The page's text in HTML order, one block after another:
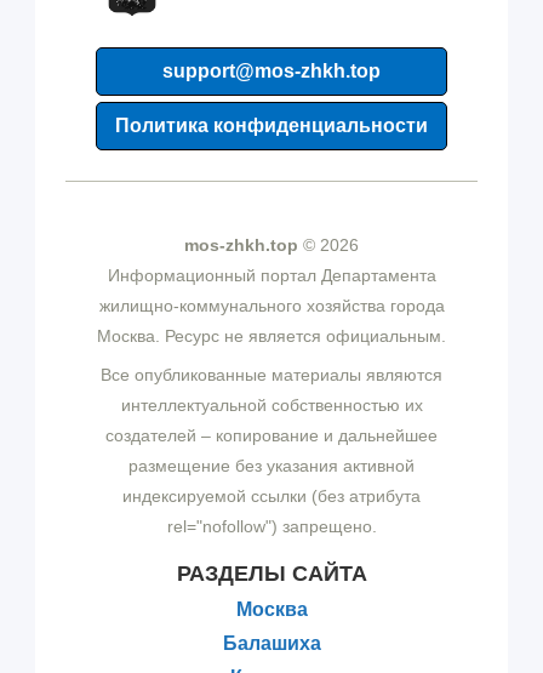
support@mos-zhkh.top
Политика конфиденциальности
mos-zhkh.top © 2026
Информационный портал Департамента
жилищно-коммунального хозяйства города
Москва. Ресурс не является официальным.
Все опубликованные материалы являются
интеллектуальной собственностью их
создателей – копирование и дальнейшее
размещение без указания активной
индексируемой ссылки (без атрибута
rel="nofollow") запрещено.
РАЗДЕЛЫ САЙТА
Москва
Балашиха